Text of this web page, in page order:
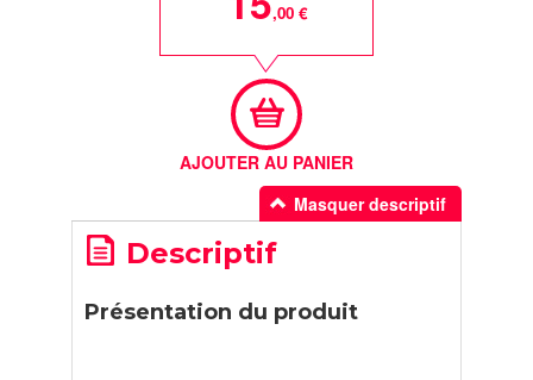
,00 €
AJOUTER AU PANIER
Masquer descriptif
Descriptif
Présentation du produit